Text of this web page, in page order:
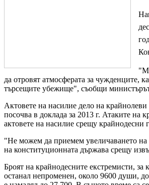
да отровят атмосферата за чужденците,
търсещите убежище", съобщи
Актовете на насилие дело на
посочва в доклада за 2013 г. Атаките на
актовете на насилие срещу крайнодесни
"Не можем да приемем увеличаването на
на конституционната държава срещу
Броят на крайнодесните екстремисти, за
останал непроменен, около 9600 души,